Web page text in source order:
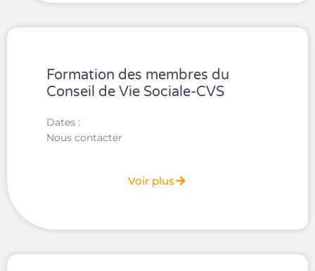
Formation des membres du
Conseil de Vie Sociale-CVS
Dates :
Nous contacter
Voir plus